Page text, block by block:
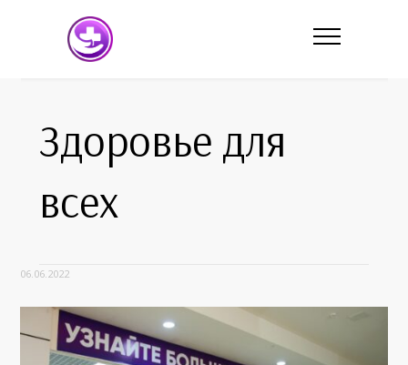
Здоровье для
всех
06.06.2022